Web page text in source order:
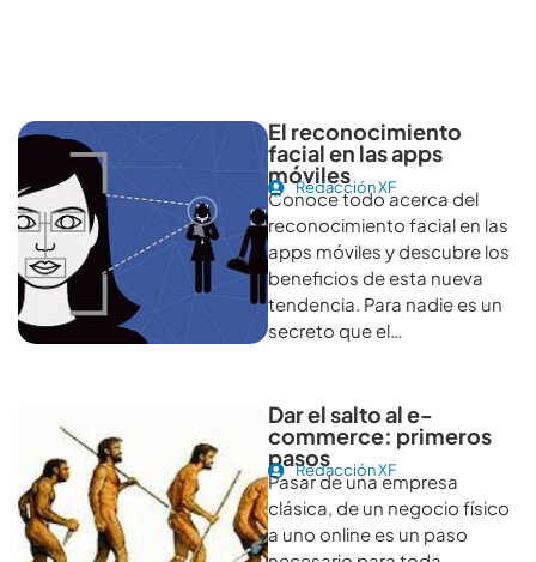
El reconocimiento
facial en las apps
móviles
Redacción XF
Conoce todo acerca del
reconocimiento facial en las
apps móviles y descubre los
beneficios de esta nueva
tendencia. Para nadie es un
secreto que el…
Dar el salto al e-
commerce: primeros
pasos
Redacción XF
Pasar de una empresa
clásica, de un negocio físico
a uno online es un paso